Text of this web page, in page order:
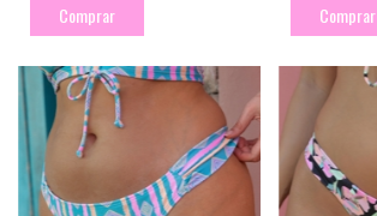
Comprar Comprar